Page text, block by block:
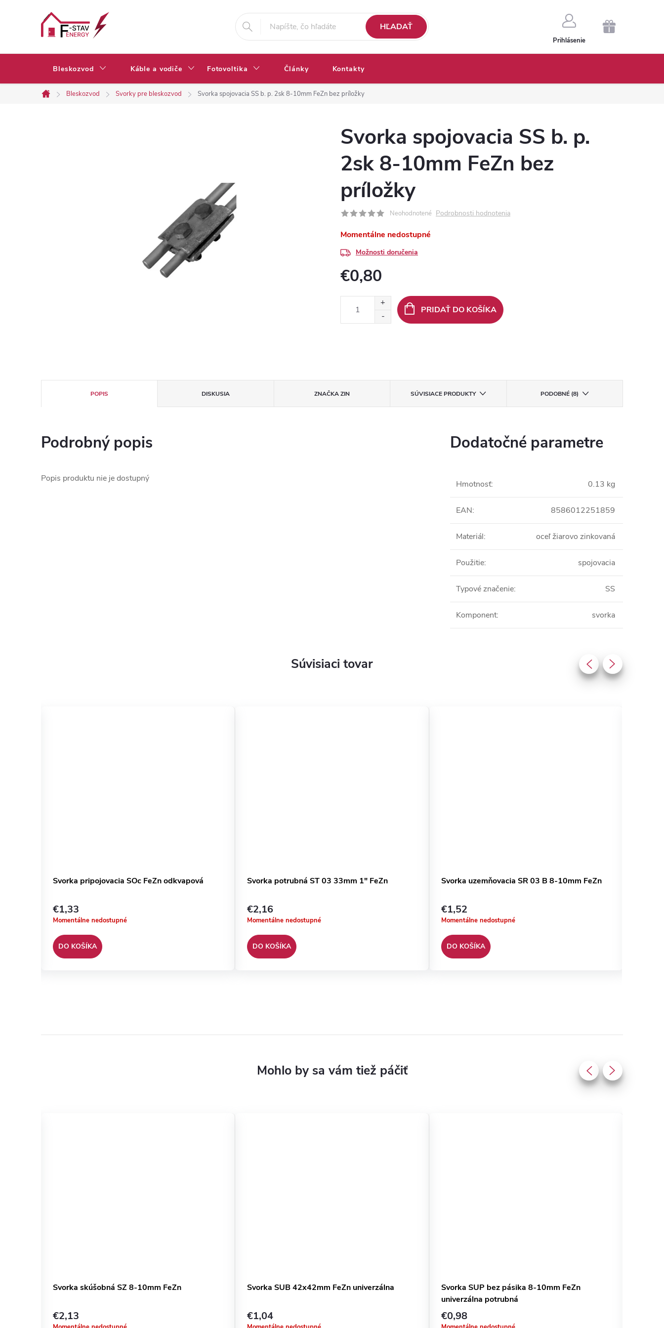
HĽADAŤ
Prihlásenie
NÁKUPNÝ
Bleskozvod Káble a vodiče Fotovoltika Články Kontakty
Domov
Bleskozvod Svorky pre bleskozvod Svorka spojovacia SS b. p. 2sk 8-10mm FeZn bez príložky
Svorka spojovacia SS b. p.
2sk 8-10mm FeZn bez
príložky
Neohodnotené Podrobnosti hodnotenia
Momentálne nedostupné
Možnosti doručenia
€0,80
PRIDAŤ DO KOŠÍKA
POPIS DISKUSIA ZNAČKAZIN SÚVISIACE PRODUKTY PODOBNÉ (8)
Podrobný popis
Popis produktu nie je dostupný
Dodatočné parametre
Hmotnosť: 0.13 kg
EAN: 8586012251859
Materiál: oceľ žiarovo zinkovaná
Použitie: spojovacia
Typové značenie: SS
Komponent: svorka
Súvisiaci tovar
Svorka pripojovacia SOc FeZn odkvapová
€1,33
Momentálne nedostupné
DO KOŠÍKA
Svorka potrubná ST 03 33mm 1" FeZn
€2,16
Momentálne nedostupné
DO KOŠÍKA
Svorka uzemňovacia SR 03 B 8-10mm FeZn
€1,52
Momentálne nedostupné
DO KOŠÍKA
Svorka skúšobná SZ 8-10mm FeZn
€2,13
Svorka SUB 42x42mm FeZn univerzálna
€1,04
Svorka SUP bez pásika 8-10mm FeZn
univerzálna potrubná
€0,98